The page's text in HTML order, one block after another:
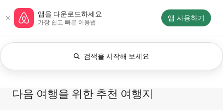
바로가기
에어비앤비 홈페이지
앱을 다운로드하세요
가장 쉽고 빠른 이용법
앱 사용하기
검색을 시작해 보세요
현재 적용된 필터는 언제든지입니다. 검색 조건
전체
숙소 체험
다음 여행을 위한 추천 여행지